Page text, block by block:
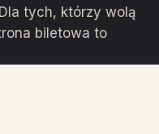
tych, którzy wolą
biletowa to